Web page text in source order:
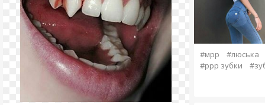
#мрр
#люська
#ррр зубки